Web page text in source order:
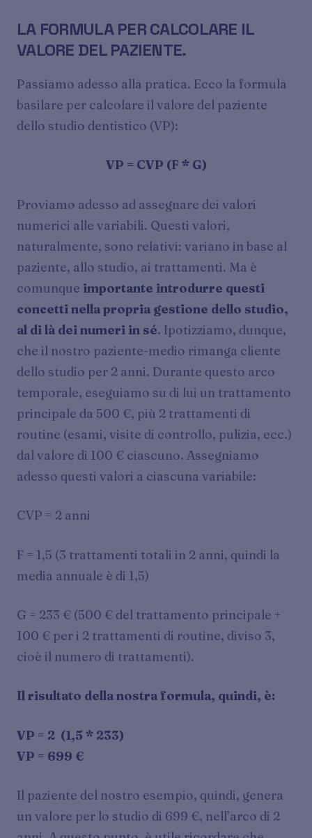
LA FORMULA PER CALCOLARE IL
VALORE DEL PAZIENTE.
Passiamo adesso alla pratica. Ecco la formula
basilare per calcolare il valore del paziente
dello studio dentistico (VP):
VP = CVP (F * G)
Proviamo adesso ad assegnare dei valori
numerici alle variabili. Questi valori,
naturalmente, sono relativi: variano in base al
paziente, allo studio, ai trattamenti. Ma è
comunque importante introdurre questi
concetti nella propria gestione dello studio,
al di là dei numeri in sé. Ipotizziamo, dunque,
che il nostro paziente-medio rimanga cliente
dello studio per 2 anni. Durante questo arco
temporale, eseguiamo su di lui un trattamento
principale da 500 €, più 2 trattamenti di
routine (esami, visite di controllo, pulizia, ecc.)
dal valore di 100 € ciascuno. Assegniamo
adesso questi valori a ciascuna variabile:
CVP = 2 anni
F = 1,5 (3 trattamenti totali in 2 anni, quindi la
media annuale è di 1,5)
G = 233 € (500 € del trattamento principale +
100 € per i 2 trattamenti di routine, diviso 3,
cioè il numero di trattamenti).
Il risultato della nostra formula, quindi, è:
VP = 2 (1,5 * 233)
VP = 699 €
Il paziente del nostro esempio, quindi, genera
un valore per lo studio di 699 €, nell’arco di 2